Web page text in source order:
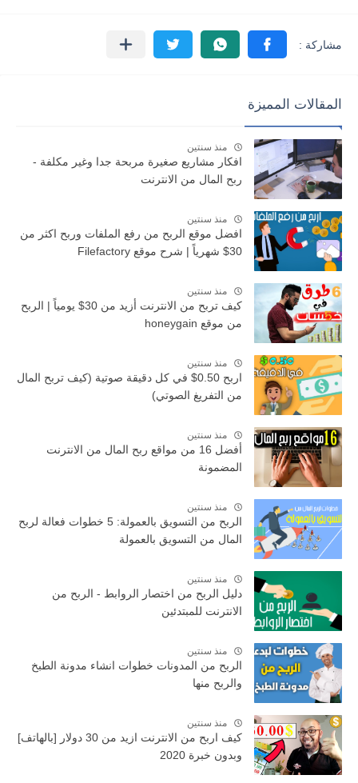
المقالات المميزة
منذ سنتين
افكار مشاريع صغيرة مربحة جدا وغير مكلفة -
ربح المال من الانترنت
منذ سنتين
افضل موقع الربح من رفع الملفات وربح اكثر من
30$ شهرياً | شرح موقع Filefactory
منذ سنتين
كيف تربح من الانترنت أزيد من 30$ يومياً | الربح
من موقع honeygain
منذ سنتين
اربح 0.50$ في كل دقيقة صوتية (كيف تربح المال
من التفريغ الصوتي)
منذ سنتين
أفضل 16 من مواقع ربح المال من الانترنت
المضمونة
منذ سنتين
الربح من التسويق بالعمولة: 5 خطوات فعالة لربح
المال من التسويق بالعمولة
منذ سنتين
دليل الربح من اختصار الروابط - الربح من
الانترنت للمبتدئين
منذ سنتين
الربح من المدونات خطوات انشاء مدونة الطبخ
والربح منها
منذ سنتين
كيف اربح من الانترنت ازيد من 30 دولار [بالهاتف]
وبدون خبرة 2020